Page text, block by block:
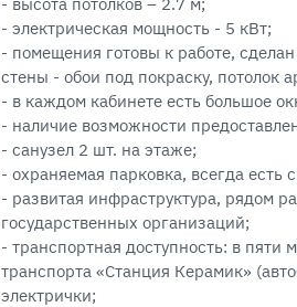
- электрическая мощность - 5 кВт;
- помещения готовы к работе,
стены - обои под покраску, потолок
- в каждом кабинете есть большое
- наличие возможности
- санузел 2 шт. на этаже;
- охраняемая парковка, всегда есть
- развитая инфраструктура, рядом
государственных организаций;
- транспортная доступность: в
транспорта «Станция Керамик»
электрички;